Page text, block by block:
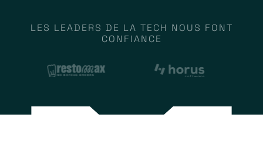
LES LEADERS DE LA TECH NOUS FONT
CONFIANCE